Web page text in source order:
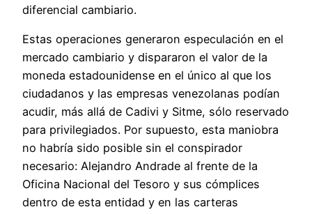
diferencial cambiario.
Estas operaciones generaron especulación en el
mercado cambiario y dispararon el valor de la
moneda estadounidense en el único al que los
ciudadanos y las empresas venezolanas podían
acudir, más allá de Cadivi y Sitme, sólo reservado
para privilegiados. Por supuesto, esta maniobra
no habría sido posible sin el conspirador
necesario: Alejandro Andrade al frente de la
Oficina Nacional del Tesoro y sus cómplices
dentro de esta entidad y en las carteras